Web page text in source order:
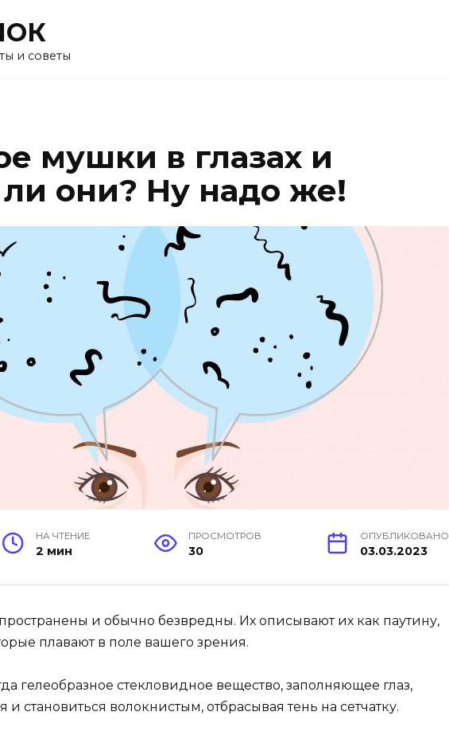
и советы
мушки в глазах и
они? Ну надо же!
НА ЧТЕНИЕ
2 мин
ПРОСМОТРОВ
30
ОПУБЛИКОВАНО
03.03.2023
и обычно безвредны. Их описывают их как паутину,
плавают в поле вашего зрения.
гелеобразное стекловидное вещество, заполняющее глаз,
и становиться волокнистым, отбрасывая тень на сетчатку.